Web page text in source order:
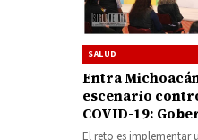
SALUD
Entra
escenario
COVID-19:
El reto es implementar